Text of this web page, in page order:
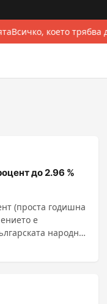
Всичко, което трябва
до 2.96 %
(проста годишна
е
народна